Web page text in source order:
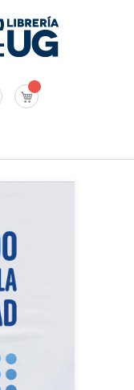
Mi carrito